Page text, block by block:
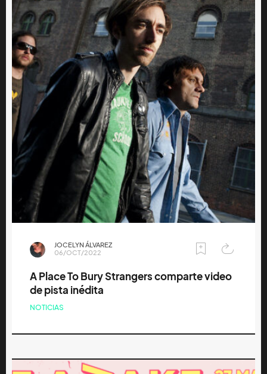
JOCELYN ÁLVAREZ
06/OCT/2022
A Place To Bury Strangers comparte video
de pista inédita
NOTICIAS